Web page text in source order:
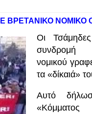
ΒΡΕΤΑΝΙΚΟ ΝΟΜΙΚΟ
Οι
συνδρομή
νομικού
τα «δίκαιά»
Αυτό